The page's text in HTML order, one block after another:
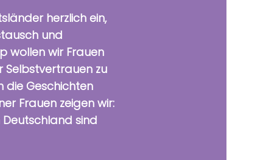
herzlich ein,
und
wollen wir Frauen
Selbstvertrauen zu
die Geschichten
Frauen zeigen wir:
sind